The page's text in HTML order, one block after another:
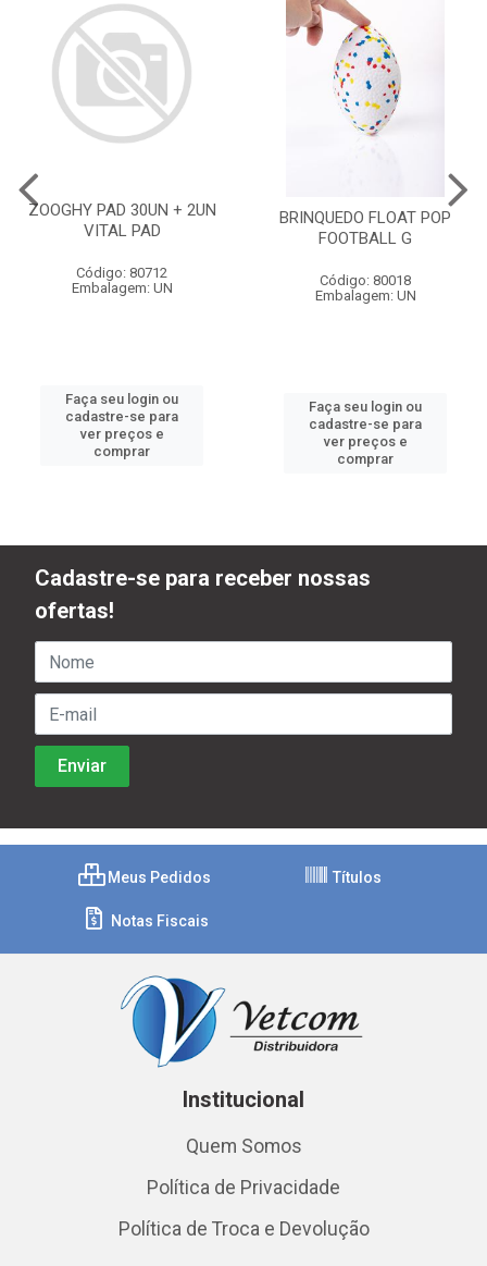
ZOOGHY PAD 30UN + 2UN
VITAL PAD
Código: 80712
Embalagem: UN
Faça seu login ou
cadastre-se para
ver preços e
comprar
BRINQUEDO FLOAT POP
FOOTBALL G
Código: 80018
Embalagem: UN
Faça seu login ou
cadastre-se para
ver preços e
comprar
Cadastre-se para receber nossas
ofertas!
Meus Pedidos Títulos
Notas Fiscais
Institucional
Quem Somos
Política de Privacidade
Política de Troca e Devolução